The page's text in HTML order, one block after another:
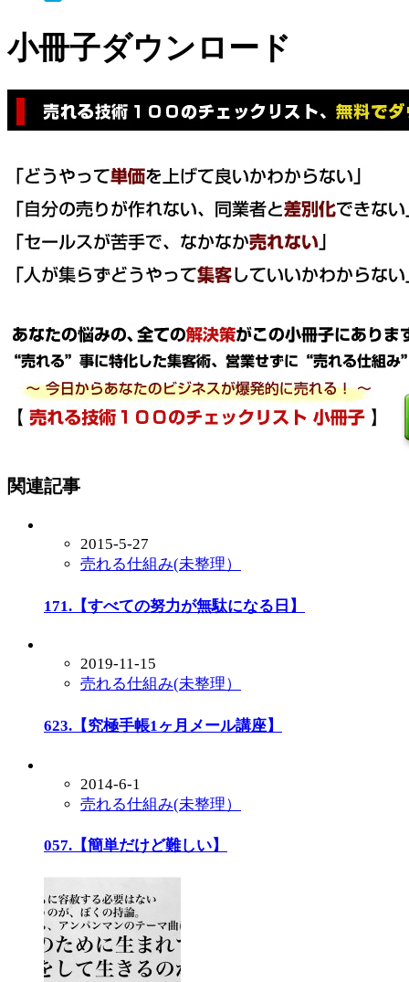
小冊子ダウンロード
関連記事
2015-5-27
売れる仕組み(未整理）
171.【すべての努力が無駄になる日】
2019-11-15
売れる仕組み(未整理）
623.【究極手帳1ヶ月メール講座】
2014-6-1
売れる仕組み(未整理）
057.【簡単だけど難しい】